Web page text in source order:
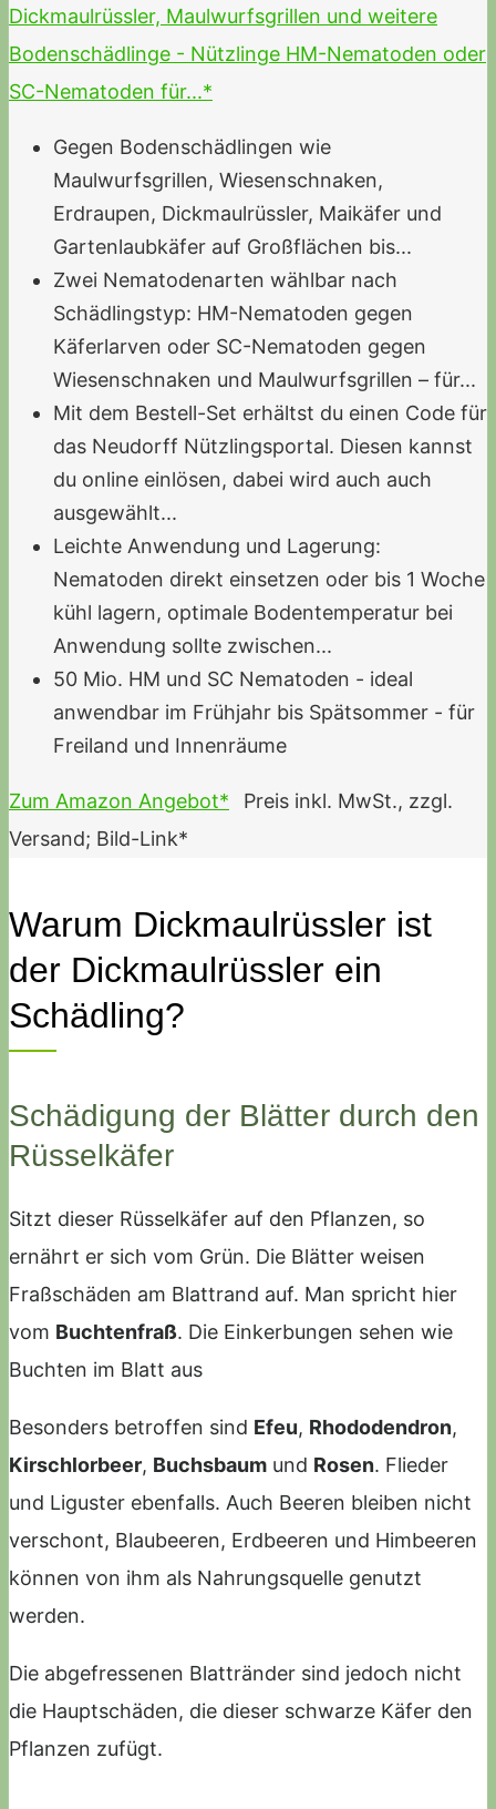
Dickmaulrüssler, Maulwurfsgrillen und weitere
Bodenschädlinge - Nützlinge HM-Nematoden oder
SC-Nematoden für...*
Gegen Bodenschädlingen wie
Maulwurfsgrillen, Wiesenschnaken,
Erdraupen, Dickmaulrüssler, Maikäfer und
Gartenlaubkäfer auf Großflächen bis...
Zwei Nematodenarten wählbar nach
Schädlingstyp: HM-Nematoden gegen
Käferlarven oder SC-Nematoden gegen
Wiesenschnaken und Maulwurfsgrillen – für...
Mit dem Bestell-Set erhältst du einen Code für
das Neudorff Nützlingsportal. Diesen kannst
du online einlösen, dabei wird auch auch
ausgewählt...
Leichte Anwendung und Lagerung:
Nematoden direkt einsetzen oder bis 1 Woche
kühl lagern, optimale Bodentemperatur bei
Anwendung sollte zwischen...
50 Mio. HM und SC Nematoden - ideal
anwendbar im Frühjahr bis Spätsommer - für
Freiland und Innenräume
Zum Amazon Angebot*
Preis inkl. MwSt., zzgl.
Versand; Bild-Link*
Warum Dickmaulrüssler ist
der Dickmaulrüssler ein
Schädling?
Schädigung der Blätter durch den
Rüsselkäfer
Sitzt dieser Rüsselkäfer auf den Pflanzen, so
ernährt er sich vom Grün. Die Blätter weisen
Fraßschäden am Blattrand auf. Man spricht hier
vom Buchtenfraß. Die Einkerbungen sehen wie
Buchten im Blatt aus
Besonders betroffen sind Efeu, Rhododendron,
Kirschlorbeer, Buchsbaum und Rosen. Flieder
und Liguster ebenfalls. Auch Beeren bleiben nicht
verschont, Blaubeeren, Erdbeeren und Himbeeren
können von ihm als Nahrungsquelle genutzt
werden.
Die abgefressenen Blattränder sind jedoch nicht
die Hauptschäden, die dieser schwarze Käfer den
Pflanzen zufügt.